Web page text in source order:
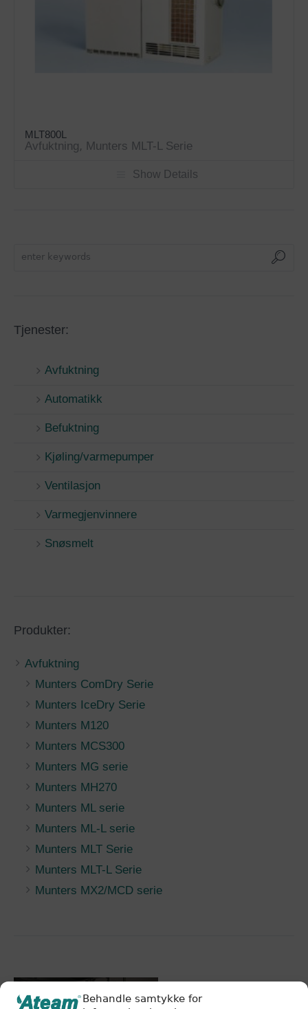
Behandle samtykke for
MLT800L
Avfuktning, Munters MLT-L Serie
Show Details
Tjenester:
Avfuktning
Automatikk
Befuktning
Kjøling/varmepumper
Ventilasjon
Varmegjenvinnere
Snøsmelt
Produkter:
Avfuktning
Munters ComDry Serie
Munters IceDry Serie
Munters M120
Munters MCS300
Munters MG serie
Munters MH270
Munters ML serie
Munters ML-L serie
Munters MLT Serie
Munters MLT-L Serie
Munters MX2/MCD serie